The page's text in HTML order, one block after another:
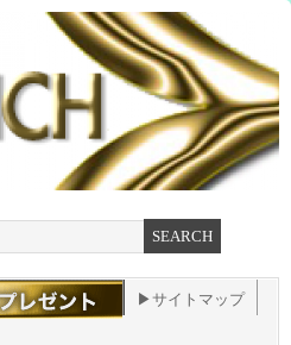
▶サイトマップ